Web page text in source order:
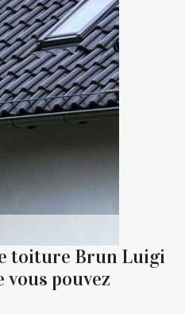
toiture Brun Luigi
vous pouvez